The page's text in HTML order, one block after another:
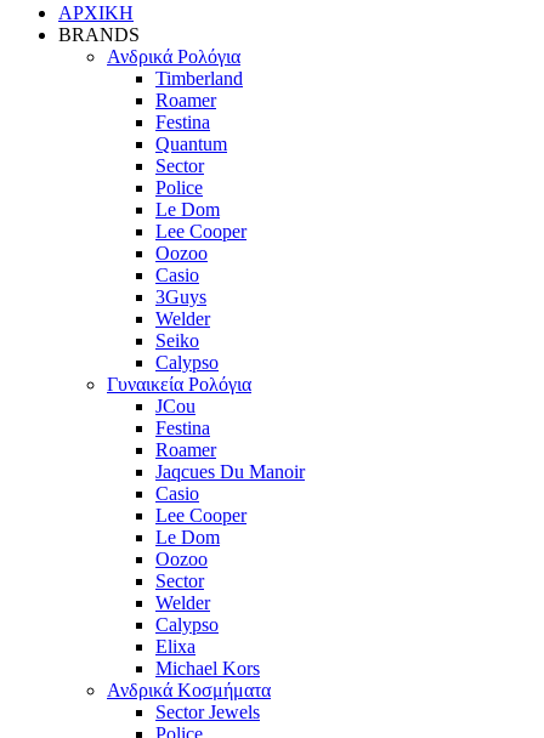
ΑΡΧΙΚΗ
BRANDS
Ανδρικά Ρολόγια
Timberland
Roamer
Festina
Quantum
Sector
Police
Le Dom
Lee Cooper
Oozoo
Casio
3Guys
Welder
Seiko
Calypso
Γυναικεία Ρολόγια
JCou
Festina
Roamer
Jaqcues Du Manoir
Casio
Lee Cooper
Le Dom
Oozoo
Sector
Welder
Calypso
Elixa
Michael Kors
Ανδρικά Κοσμήματα
Sector Jewels
Police